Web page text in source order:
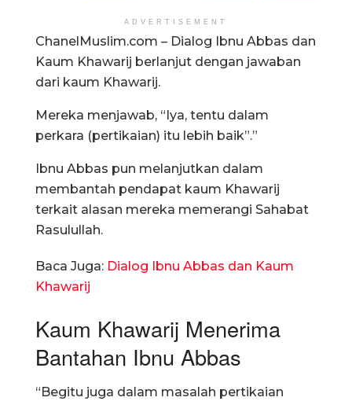
ADVERTISEMENT
ChanelMuslim.com – Dialog Ibnu Abbas dan
Kaum Khawarij berlanjut dengan jawaban
dari kaum Khawarij.
Mereka menjawab, “Iya, tentu dalam
perkara (pertikaian) itu lebih baik”.”
Ibnu Abbas pun melanjutkan dalam
membantah pendapat kaum Khawarij
terkait alasan mereka memerangi Sahabat
Rasulullah.
Baca Juga: Dialog Ibnu Abbas dan Kaum
Khawarij
Kaum Khawarij Menerima
Bantahan Ibnu Abbas
“Begitu juga dalam masalah pertikaian